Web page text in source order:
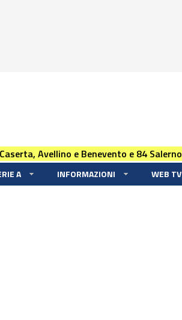
Avellino e Benevento e 84 Salerno
A INFORMAZIONI WEB TV